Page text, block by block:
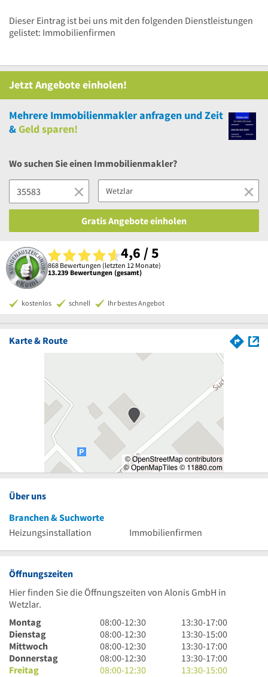
Dieser Eintrag ist bei uns mit den folgenden Dienstleistungen
gelistet: Immobilienfirmen
Jetzt Angebote einholen!
Mehrere Immobilienmakler anfragen und Zeit
&Geld sparen!
Wo suchen Sie einen Immobilienmakler?
Gratis Angebote einholen
4,6 / 5
868 Bewertungen (letzten 12 Monate)
13.239 Bewertungen (gesamt)
kostenlos schnell Ihr bestes Angebot
Karte & Route
Über uns
Branchen & Suchworte
Heizungsinstallation
Immobilienfirmen
Öffnungszeiten
Hier finden Sie die Öffnungszeiten von Alonis GmbH in
Wetzlar.
Montag
8
Uhr
bis
12
Uhr
08:00-12:30
13
Uhr
30
bis
17
13:30-17:00
Dienstag
8
Uhr
bis
12
08:00-12:30
13
Uhr
30
bis
13:30-15:00
Mittwoch
8
Uhr
bis
08:00-12:30
13
Uhr
30
13:30-17:00
Donnerstag
8
Uhr
08:00-12:30
13
Uhr
13:30-17:00
Freitag
8
08:00-12:30
13
13:30-15:00